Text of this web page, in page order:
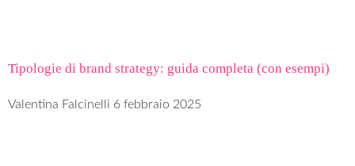
Tipologie di brand strategy: guida completa (con esempi)
Valentina Falcinelli 6 febbraio 2025